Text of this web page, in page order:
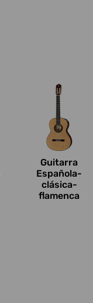
Guitarra
Española-
clásica-
flamenca